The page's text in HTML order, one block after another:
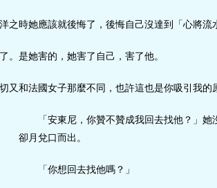
之時她應該就後悔了，後悔自己沒達到「心將流
。是她害的，她害了自己，害了他。
又和法國女子那麼不同，也許這也是你吸引我的
「安東尼，你贊不贊成我回去找他？」
卻月兌口而出。
「你想回去找他嗎？」